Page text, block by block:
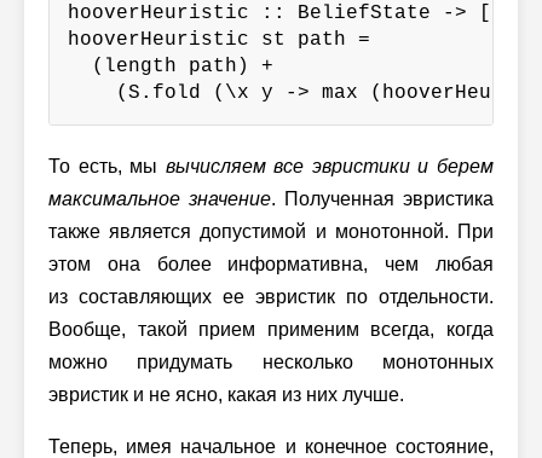
hooverHeuristic :: BeliefState ->
hooverHeuristic st path =
  (length path) +
(S.fold (\x y -> max
То есть, мы вычисляем все эвристики и берем
максимальное значение. Полученная эвристика
также является допустимой и монотонной. При
этом она более информативна, чем любая
из составляющих ее эвристик по отдельности.
Вообще, такой прием применим всегда, когда
можно придумать несколько монотонных
эвристик и не ясно, какая из них лучше.
Теперь, имея начальное и конечное состояние,